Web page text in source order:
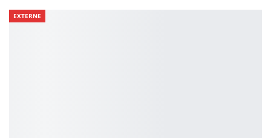
EXTERNE